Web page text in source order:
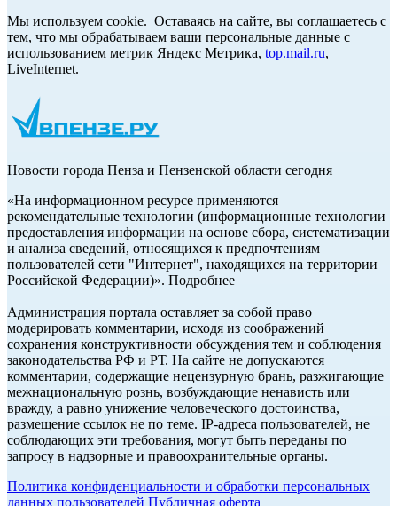
Мы используем cookie. Оставаясь на сайте, вы соглашаетесь с
тем, что мы обрабатываем ваши персональные данные с
использованием метрик Яндекс Метрика, top.mail.ru,
LiveInternet.
Новости города Пенза и Пензенской области сегодня
«На информационном ресурсе применяются
рекомендательные технологии (информационные технологии
предоставления информации на основе сбора, систематизации
и анализа сведений, относящихся к предпочтениям
пользователей сети "Интернет", находящихся на территории
Российской Федерации)». Подробнее
Администрация портала оставляет за собой право
модерировать комментарии, исходя из соображений
сохранения конструктивности обсуждения тем и соблюдения
законодательства РФ и РТ. На сайте не допускаются
комментарии, содержащие нецензурную брань, разжигающие
межнациональную рознь, возбуждающие ненависть или
вражду, а равно унижение человеческого достоинства,
размещение ссылок не по теме. IP-адреса пользователей, не
соблюдающих эти требования, могут быть переданы по
запросу в надзорные и правоохранительные органы.
Политика конфиденциальности и обработки персональных
данных пользователей Публичная оферта